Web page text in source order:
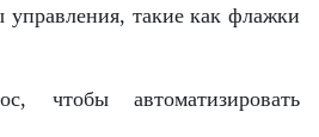
управления, такие как флажки
чтобы автоматизировать